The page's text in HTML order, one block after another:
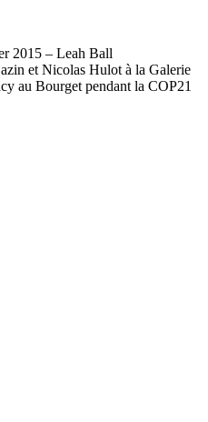
2015 – Leah Ball
et Nicolas Hulot à la Galerie
au Bourget pendant la COP21